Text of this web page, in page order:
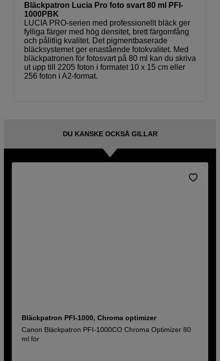
Bläckpatron Lucia Pro foto svart 80 ml PFI-
1000PBK
LUCIA PRO-serien med professionellt bläck ger
fylliga färger med hög densitet, brett färgomfång
och pålitlig kvalitet. Det pigmentbaserade
bläcksystemet ger enastående fotokvalitet. Med
bläckpatronen för fotosvart på 80 ml kan du skriva
ut upp till 2205 foton i formatet 10 x 15 cm eller
256 foton i A2-format.
DU KANSKE OCKSÅ GILLAR
Bläckpatron PFI-1000, Chroma optimizer
Canon Bläckpatron PFI-1000CO Chroma Optimizer 80
ml för